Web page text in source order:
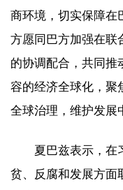
商环境，切实保障在
方愿同巴方加强在联
的协调配合，共同推
容的经济全球化，聚
全球治理，维护发展
夏巴兹表示，在
贫、反腐和发展方面